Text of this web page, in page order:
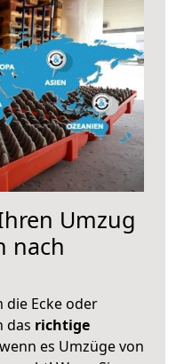
Umzug
nach
die Ecke oder
das richtige
es Umzüge von